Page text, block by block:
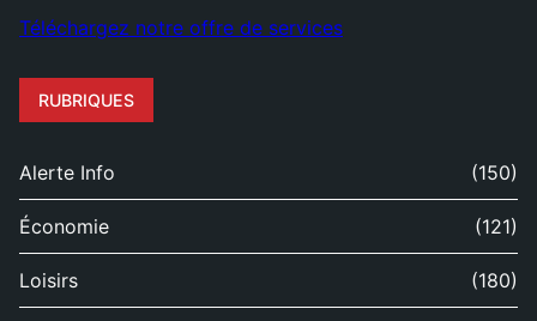
Téléchargez notre offre de services
RUBRIQUES
Alerte Info (150)
Économie (121)
Loisirs (180)